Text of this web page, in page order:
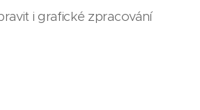
i grafické zpracování